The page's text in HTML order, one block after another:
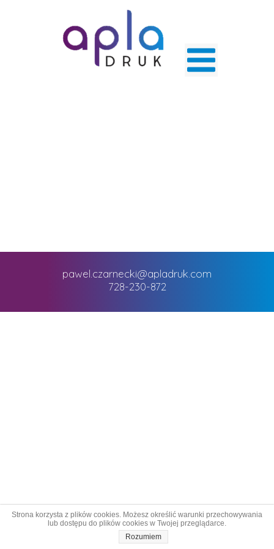
pawel.czarnecki@apladruk.com
728-230-872
Strona korzysta z plików cookies. Możesz określić warunki przechowywania
lub dostępu do plików cookies w Twojej przeglądarce.
Rozumiem